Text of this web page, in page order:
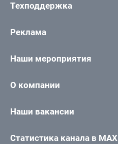
Техподдержка
Реклама
Наши мероприятия
О компании
Наши вакансии
Статистика канала в MAX